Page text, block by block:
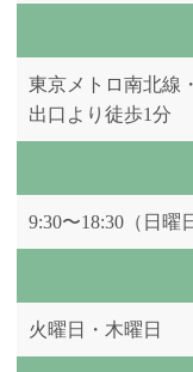
東京メトロ南北線
出口より徒歩1分
9:30〜18:30（日曜
火曜日・木曜日